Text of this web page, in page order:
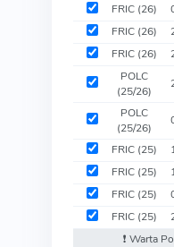
FRIC (26)
FRIC (26)
FRIC (26)
POLC
(25/26)
POLC
(25/26)
FRIC (25)
FRIC (25)
FRIC (25)
FRIC (25)
❗️ Warta